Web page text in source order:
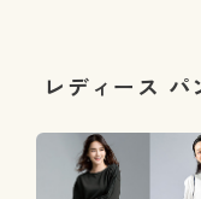
レディース パ